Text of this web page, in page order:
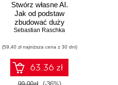
Stwórz własne AI.
Jak od podstaw
zbudować duży
model językowy
Sebastian Raschka
(59,40 zł najniższa cena z 30 dni)
63.36 zł